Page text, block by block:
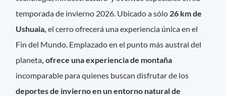
temporada de invierno 2026. Ubicado a sólo 26 km de
Ushuaia, el cerro ofrecerá una experiencia única en el
Fin del Mundo. Emplazado en el punto más austral del
planeta , ofrece una experiencia de montaña
incomparable para quienes buscan disfrutar de los
deportes de invierno en un entorno natural de